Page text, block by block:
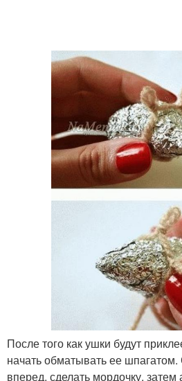
После того как ушки будут
начать обматывать ее
вперед, сделать мордочку, затем